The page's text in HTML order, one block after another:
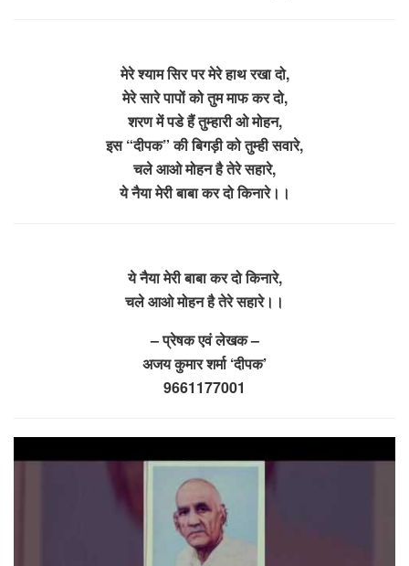
मेरे श्याम सिर पर मेरे हाथ रखा दो,
मेरे सारे पापों को तुम माफ कर दो,
शरण में पडे हैं तुम्हारी ओ मोहन,
इस “दीपक” की बिगड़ी को तुम्ही सवारे,
चले आओ मोहन है तेरे सहारे,
ये नैया मेरी बाबा कर दो किनारे।।
ये नैया मेरी बाबा कर दो किनारे,
चले आओ मोहन है तेरे सहारे।।
– प्रेषक एवं लेखक –
अजय कुमार शर्मा ‘दीपक’
9661177001